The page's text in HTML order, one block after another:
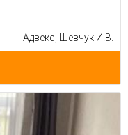
Адвекс, Шевчук И.В.